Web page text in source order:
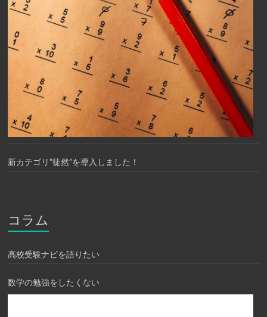
新カテゴリ”徒然”を導入しました！
コラム
高校受験ナビを語りたい
数学の勉強をしたくない